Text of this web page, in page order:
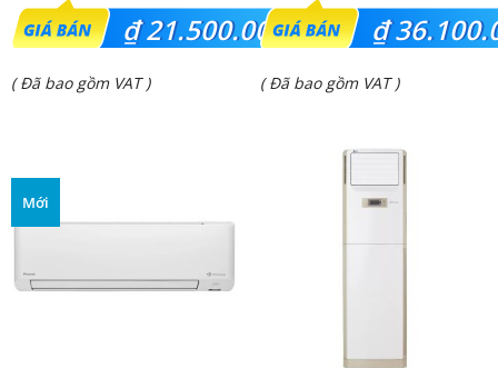
Giá
gốc
là:
₫21.500.000
Giá
₫ 21.500.000.
( Đã bao gồm VAT )
Giá
gốc
là:
₫
Giá
( Đã bao gồm VAT )
Mới